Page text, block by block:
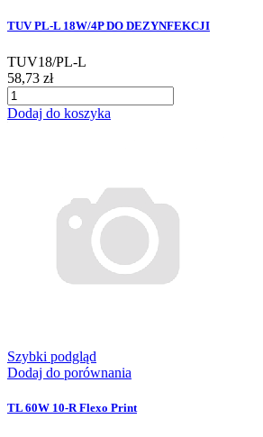
TUV PL-L 18W/4P DO DEZYNFEKCJI
TUV18/PL-L
58,73 zł
Dodaj do koszyka
Szybki podgląd
Dodaj do porównania
TL 60W 10-R Flexo Print